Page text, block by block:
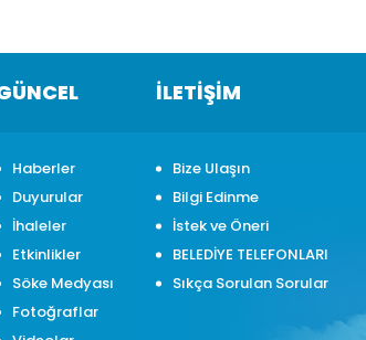
Haberler
Duyurular
İhaleler
Etkinlikler
Söke Medyası
Fotoğraflar
İLETİŞİM
Bize Ulaşın
Bilgi Edinme
İstek ve Öneri
BELEDİYE TELEFONLARI
Sıkça Sorulan Sorular